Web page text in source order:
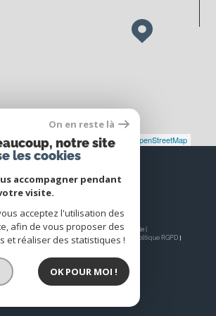
Leaflet|©JawgMaps © OpenStreetMap
Espace
PROPRIÉTAIRE
Se connecter
droits réservés | Traduction powered by Google |
site Mentions légales Admin Nos liens
Politique RGPD
On en reste là
notre site
les cookies
accompagner pendant
visite.
acceptez l'utilisation des
afin de vous proposer des
et réaliser des statistiques !
OK POUR MOI !